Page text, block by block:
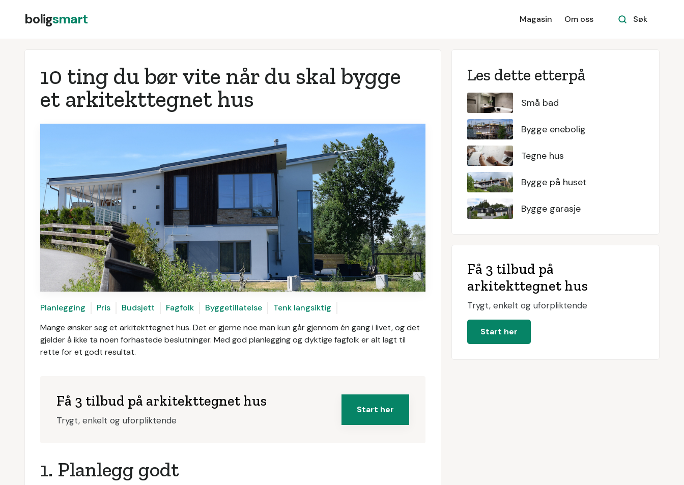
boligsmart Magasin Om oss Søk
10 ting du bør vite når du skal bygge
et arkitekttegnet hus
Planlegging Pris Budsjett Fagfolk Byggetillatelse
Tenk langsiktig
Mange ønsker seg et arkitekttegnet hus. Det er gjerne noe man kun går gjennom én gang i livet, og det
gjelder å ikke ta noen forhastede beslutninger. Med god planlegging og dyktige fagfolk er alt lagt til
rette for et godt resultat.
Få 3 tilbud på arkitekttegnet hus
Trygt, enkelt og uforpliktende
Start her
1. Planlegg godt
Les dette etterpå
Små bad
Bygge enebolig
Tegne hus
Bygge på huset
Bygge garasje
Få 3 tilbud på
arkitekttegnet hus
Trygt, enkelt og uforpliktende
Start her